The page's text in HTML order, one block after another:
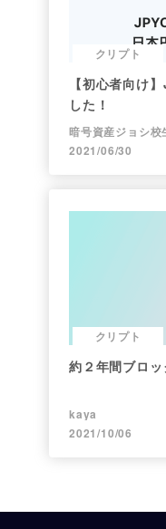
クリプト
【初心者向け
した！
暗号資産ジョシ
2021/06/30
クリプト
約２年間ブロ
kaya
2021/10/06